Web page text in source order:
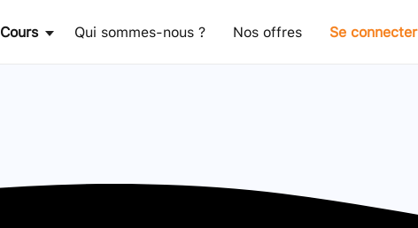
Cours Qui sommes-nous ? Nos offres Se connecter